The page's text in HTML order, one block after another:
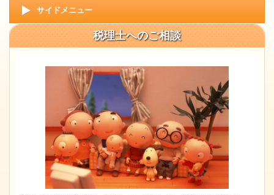
サイドメニュー
税理士へのご相談